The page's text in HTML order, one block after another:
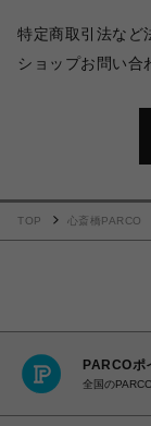
特定商取引法など
ショップお問い合
TOP 心斎橋PARCO
PARCOポ
全国の